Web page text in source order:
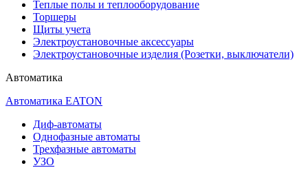
Теплые полы и теплооборудование
Торшеры
Щиты учета
Электроустановочные аксессуары
Электроустановочные изделия (Розетки, выключатели)
Автоматика
Автоматика EATON
Диф-автоматы
Однофазные автоматы
Трехфазные автоматы
УЗО